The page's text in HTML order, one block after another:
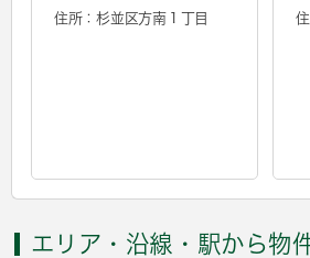
住所：杉並区方南１丁目
エリア・沿線・駅から物